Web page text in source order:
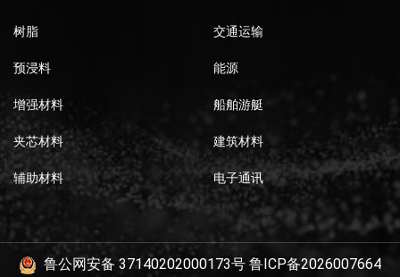
树脂
预浸料
增强材料
夹芯材料
辅助材料
交通运输
能源
船舶游艇
建筑材料
电子通讯
鲁公网安备 37140202000173号 鲁ICP备2026007664